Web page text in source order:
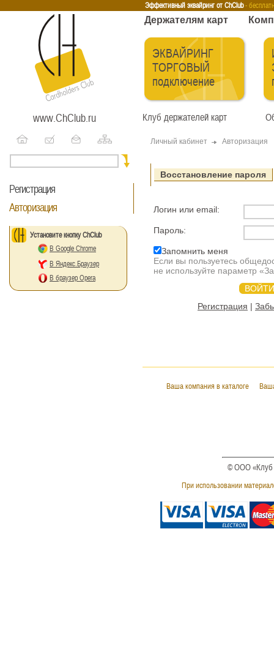
Эффективный эквайринг от ChClub -
Интернет-эквайринг Тренинги Бесплатные сервисы
Держателям карт
ЭКВАЙРИНГ
ТОРГОВЫЙ
подключение
www.ChClub.ru Клуб держателей карт
Регистрация
Авторизация
Установите кнопку ChClub
В Google Chrome
В Яндекс.Браузер
В браузер Opera
Личный кабинет Авторизация
Восстановление пароля
Логин или email:
Пароль:
Запомнить меня
Если вы пользуетесь
не используйте параметр
Регистрация |
Ваша компания в каталоге
© ООО «Клуб
При использовании